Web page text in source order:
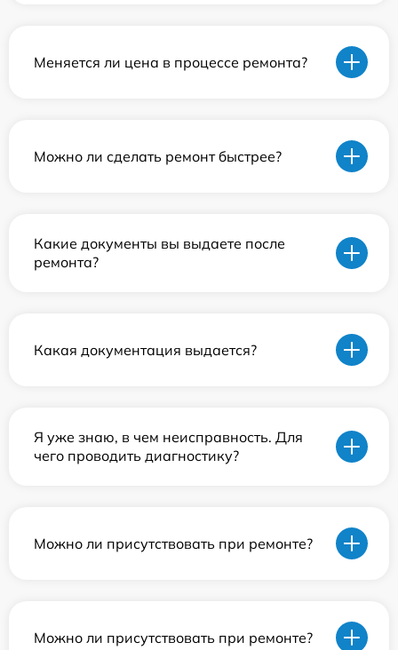
Меняется ли цена в процессе ремонта?
Можно ли сделать ремонт быстрее?
Какие документы вы выдаете после
ремонта?
Какая документация выдается?
Я уже знаю, в чем неисправность. Для
чего проводить диагностику?
Можно ли присутствовать при ремонте?
Можно ли присутствовать при ремонте?